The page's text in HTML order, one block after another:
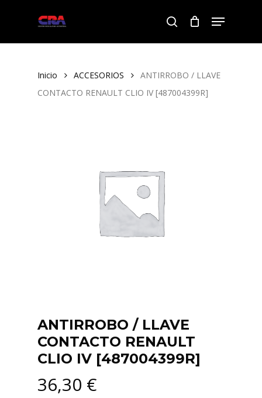
search
Menu
Inicio ACCESORIOS
ANTIRROBO / LLAVE
CONTACTO RENAULT CLIO IV [487004399R]
ANTIRROBO / LLAVE
CONTACTO RENAULT
CLIO IV [487004399R]
36,30 €